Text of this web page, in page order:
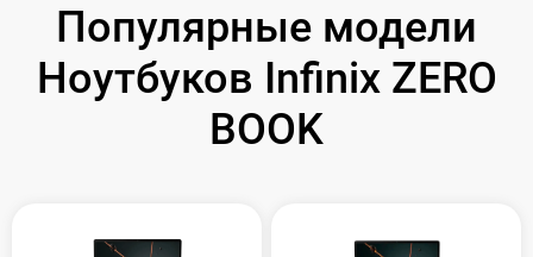
Популярные модели
Ноутбуков Infinix ZERO
BOOK